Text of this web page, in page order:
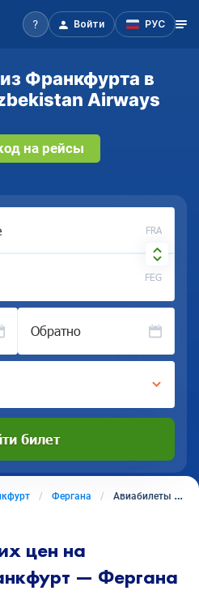
Войти РУС
Франкфурта в
Airways
на рейсы
FRA
FEG
Обратно
билет
Фергана Авиабилеты из Франкфурта в Фергану
цен на
— Фергана